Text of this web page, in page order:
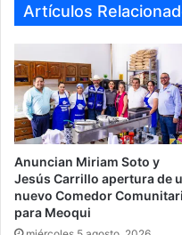
Artículos
Anuncian Miriam Soto y
Jesús Carrillo apertura de
nuevo Comedor
para Meoqui